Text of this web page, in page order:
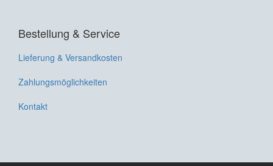
Bestellung & Service
Lieferung & Versandkosten
Zahlungsmöglichkeiten
Kontakt